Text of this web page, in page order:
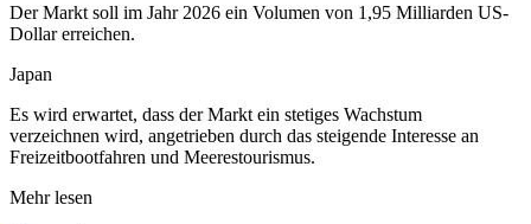
Der Markt soll im Jahr 2026 ein Volumen von 1,95 Milliarden US-
Dollar erreichen.
Japan
Es wird erwartet, dass der Markt ein stetiges Wachstum
verzeichnen wird, angetrieben durch das steigende Interesse an
Freizeitbootfahren und Meerestourismus.
Mehr lesen